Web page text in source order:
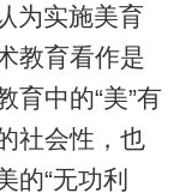
为实施美育
教育看作是
育中的“美”有
社会性，也
的“无功利